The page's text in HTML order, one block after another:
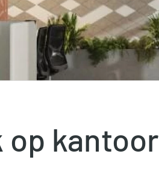
op kantoor